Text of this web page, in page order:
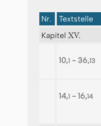
Nr.
Textstelle
Kapitel XV.
10,1- 36,13
14,1- 16,14